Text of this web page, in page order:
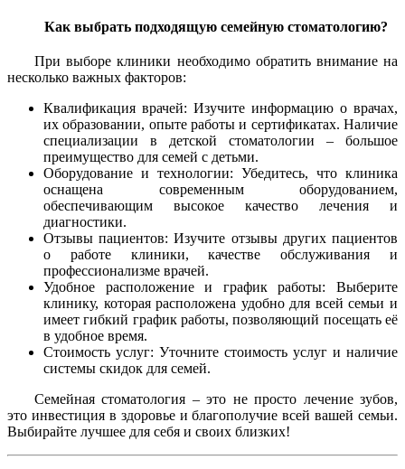
Как выбрать подходящую семейную стоматологию?
При выборе клиники необходимо обратить внимание на
несколько важных факторов:
Квалификация врачей: Изучите информацию о врачах,
их образовании, опыте работы и сертификатах. Наличие
специализации в детской стоматологии – большое
преимущество для семей с детьми.
Оборудование и технологии: Убедитесь, что клиника
оснащена современным оборудованием,
обеспечивающим высокое качество лечения и
диагностики.
Отзывы пациентов: Изучите отзывы других пациентов
о работе клиники, качестве обслуживания и
профессионализме врачей.
Удобное расположение и график работы: Выберите
клинику, которая расположена удобно для всей семьи и
имеет гибкий график работы, позволяющий посещать её
в удобное время.
Стоимость услуг: Уточните стоимость услуг и наличие
системы скидок для семей.
Семейная стоматология – это не просто лечение зубов,
это инвестиция в здоровье и благополучие всей вашей семьи.
Выбирайте лучшее для себя и своих близких!